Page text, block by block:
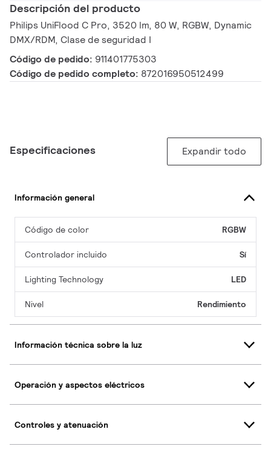
Descripción del producto
Philips UniFlood C Pro, 3520 lm, 80 W, RGBW, Dynamic
DMX/RDM, Clase de seguridad I
Código de pedido: 911401775303
Código de pedido completo: 872016950512499
Especificaciones Expandir todo
Información general
Código de color RGBW
Controlador incluido Sí
Lighting Technology LED
Nivel Rendimiento
Información técnica sobre la luz
Operación y aspectos eléctricos
Controles y atenuación